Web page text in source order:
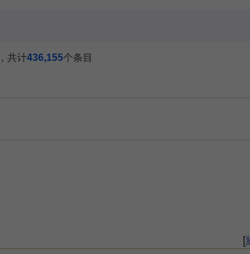
共计436,155个条目
[